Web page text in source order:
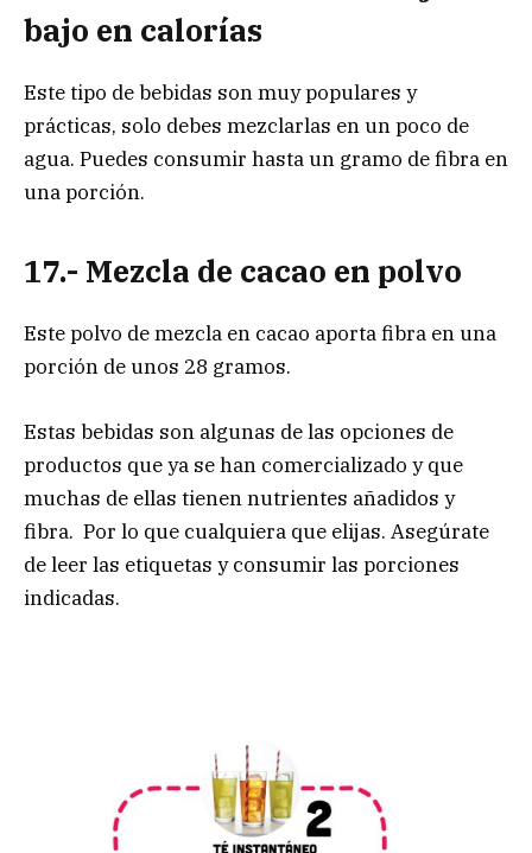
bajo en calorías
Este tipo de bebidas son muy populares y
prácticas, solo debes mezclarlas en un poco de
agua. Puedes consumir hasta un gramo de fibra en
una porción.
17.- Mezcla de cacao en polvo
Este polvo de mezcla en cacao aporta fibra en una
porción de unos 28 gramos.
Estas bebidas son algunas de las opciones de
productos que ya se han comercializado y que
muchas de ellas tienen nutrientes añadidos y
fibra. Por lo que cualquiera que elijas. Asegúrate
de leer las etiquetas y consumir las porciones
indicadas.